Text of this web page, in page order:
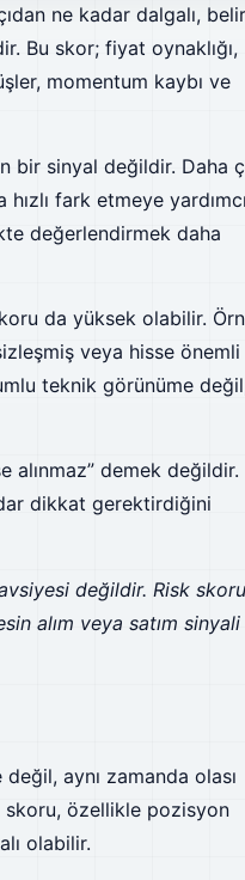
ne kadar dalgalı,
Bu skor; fiyat oynaklığı,
momentum kaybı ve
bir sinyal değildir. Daha
fark etmeye yardımcı
değerlendirmek daha
da yüksek olabilir.
veya hisse
teknik görünüme
alınmaz” demek değildir.
dikkat gerektirdiğini
değildir. Risk
alım veya satım sinyali
aynı zamanda olası
skoru, özellikle pozisyon
olabilir.